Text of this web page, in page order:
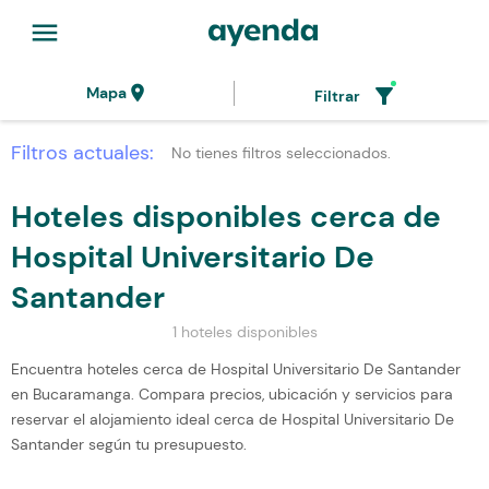
menu
Mapalocation_on Filtrar filter_alt
Filtros actuales: No tienes filtros seleccionados.
Hoteles disponibles cerca de
Hospital Universitario De
Santander
1 hoteles disponibles
Encuentra hoteles cerca de Hospital Universitario De Santander
en Bucaramanga. Compara precios, ubicación y servicios para
reservar el alojamiento ideal cerca de Hospital Universitario De
Santander según tu presupuesto.